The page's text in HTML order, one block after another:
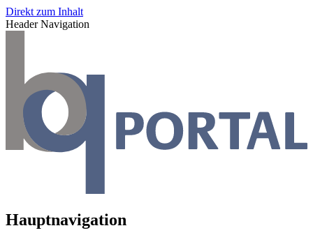
Direkt zum Inhalt
Header Navigation
Hauptnavigation